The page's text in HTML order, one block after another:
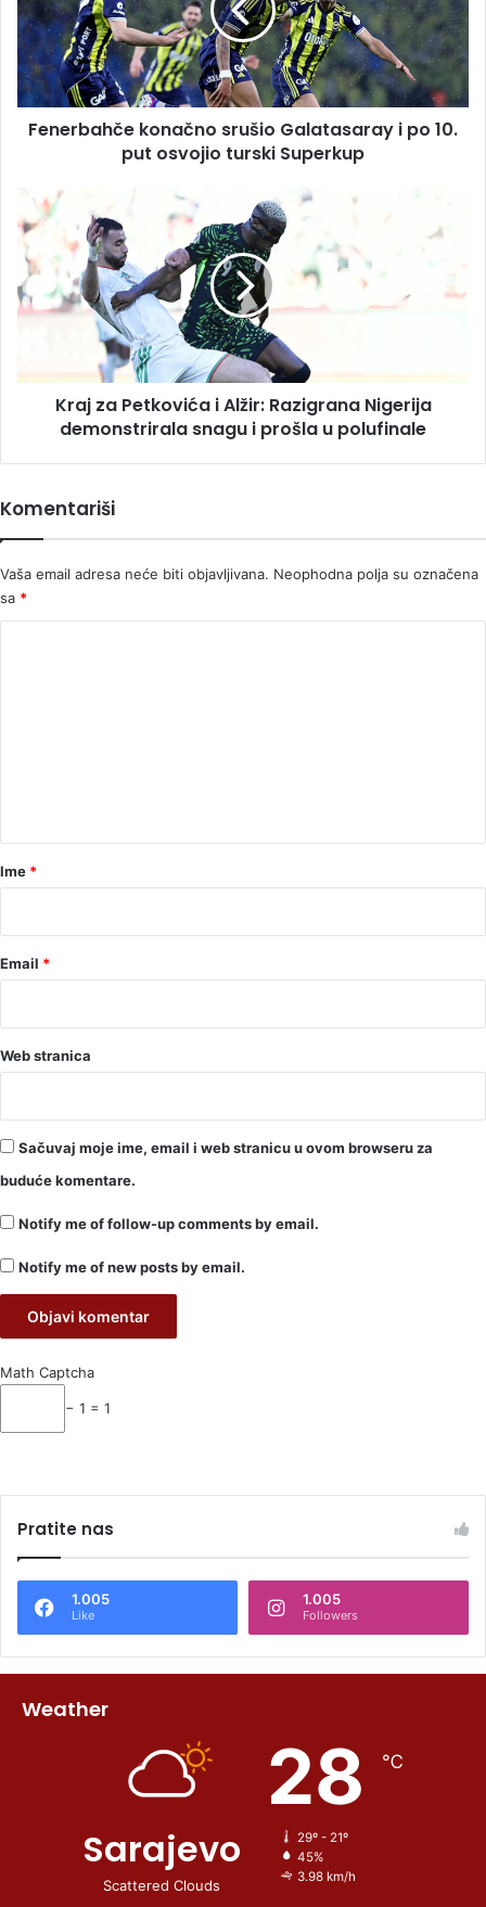
i
po
10.
put
osvojio
turski
Fenerbahče konačno srušio Galatasaray i po 10.
put osvojio turski Superkup
Kraj
za
Petkovića
Alžir:
Razigrana
demonstrirala
snagu
Kraj za Petkovića i Alžir: Razigrana Nigerija
demonstrirala snagu i prošla u polufinale
Komentariši
Vaša email adresa neće biti objavljivana. Neophodna polja su označena
sa *
rIme *
Email *
Web stranica
Sačuvaj moje ime, email i web stranicu u ovom browseru za
buduće komentare.
Notify me of follow-up comments by email.
Notify me of new posts by email.
Math Captcha
− 1 = 1
Pratite nas
1.005
Like
1.005
Followers
Weather
Sarajevo
Scattered Clouds
28 ℃
29º - 21º
45%
3.98 km/h